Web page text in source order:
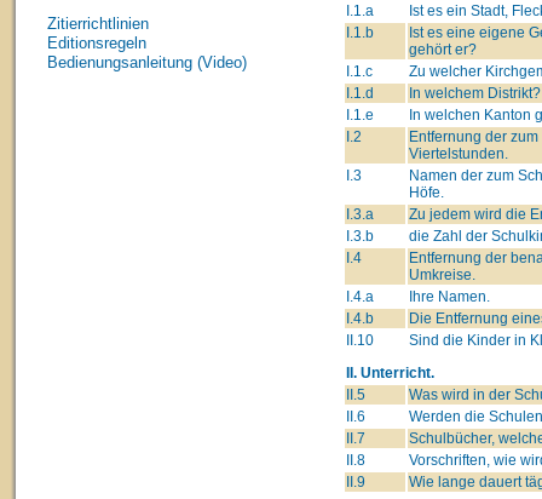
Zitierrichtlinien
Editionsregeln
Bedienungsanleitung (Video)
I.1.a
Ist es ein Stadt,
I.1.b
Ist es eine eigene
gehört er?
I.1.c
Zu welcher
I.1.d
In welchem Distrikt?
I.1.e
In welchen Kanton
I.2
Entfernung der
Viertelstunden.
I.3
Namen der zum
Höfe.
I.3.a
Zu jedem wird die
I.3.b
die Zahl der
I.4
Entfernung der
Umkreise.
I.4.a
Ihre Namen.
I.4.b
Die Entfernung
II.10
Sind die Kinder in
II. Unterricht.
II.5
Was wird in der
II.6
Werden die
II.7
Schulbücher,
II.8
Vorschriften, wie
II.9
Wie lange dauert